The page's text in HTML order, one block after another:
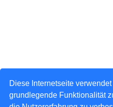
Diese Internetseite
grundlegende Funktionalität